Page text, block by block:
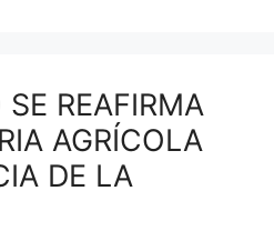
SE REAFIRMA
AGRÍCOLA
DE LA